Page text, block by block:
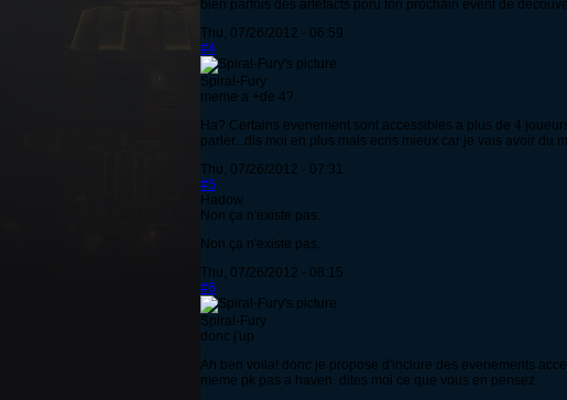
bien parfois des artefacts poru ton prochain event de
Thu, 07/26/2012 - 06:59
#4
Spiral-Fury
meme a +de 4?
Ha? Certains evenement sont accessibles a plus de 4
parler...dis moi en plus mais ecris mieux car je vais avoir du
Thu, 07/26/2012 - 07:31
#5
Hadow
Non ça n'existe pas.
Non ça n'existe pas.
Thu, 07/26/2012 - 08:15
#6
Spiral-Fury
donc j'up
Ah ben voila! donc je propose d'inclure des evenements
meme pk pas a haven. dites moi ce que vous en pensez.